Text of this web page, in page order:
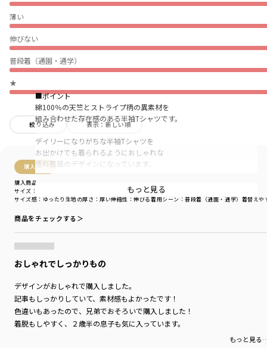
薄い
伸びない
普段着（通園・通学）
★
絞り込み 表示：新しい順
購入商品
購入商品
サイズ感 ：ゆったり 生地の厚さ ：厚い伸縮性 ：伸びる着用シーン ：普段着（通園・通学） 着替えや
サイズ：110cm
商品をチェックする＞
おしゃれでしっかりもの
デザインがおしゃれで購入しました。
記事もしっかりしていて、素材感もよかったです！
色違いもあったので、兄弟でおそろいで購入しました！
着脱もしやすく、２歳半の息子も気に入っています。
もっと見る
■ポイント
綿100％の天竺とストライプ柄の異素材を
組み合わせた存在感のある半袖Tシャツです。
デイリーになりがちな半袖Tシャツを
お出かけでも着られるようにおしゃれな
重ね着風のデザインになっています。
配色使いのストライプとの組み合わせが
落ち着いた印象のカラーに仕上がっており、
前身頃のメッセージプリントも
さりげないポイントです〇
■素材
太い糸を使用した天竺で
丈夫で型崩れしにくいしっかりとした素材です。
-----
もっと見る